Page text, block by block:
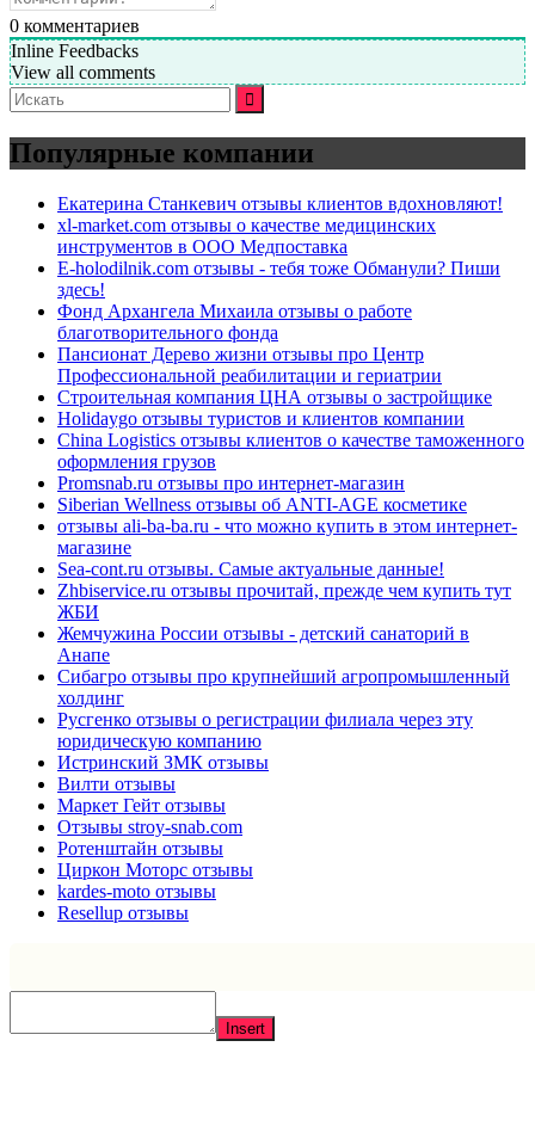
0 комментариев
Inline Feedbacks
View all comments
Искать:
Популярные компании
Екатерина Станкевич отзывы клиентов вдохновляют!
xl-market.com отзывы о качестве медицинских
инструментов в ООО Медпоставка
E-holodilnik.com отзывы - тебя тоже Обманули? Пиши
здесь!
Фонд Архангела Михаила отзывы о работе
благотворительного фонда
Пансионат Дерево жизни отзывы про Центр
Профессиональной реабилитации и гериатрии
Строительная компания ЦНА отзывы о застройщике
Holidaygo отзывы туристов и клиентов компании
China Logistics отзывы клиентов о качестве таможенного
оформления грузов
Promsnab.ru отзывы про интернет-магазин
Siberian Wellness отзывы об ANTI-AGE косметике
отзывы ali-ba-ba.ru - что можно купить в этом интернет-
магазине
Sea-cont.ru отзывы. Самые актуальные данные!
Zhbiservice.ru отзывы прочитай, прежде чем купить тут
ЖБИ
Жемчужина России отзывы - детский санаторий в
Анапе
Сибагро отзывы про крупнейший агропромышленный
холдинг
Русгенко отзывы о регистрации филиала через эту
юридическую компанию
Истринский ЗМК отзывы
Вилти отзывы
Маркет Гейт отзывы
Отзывы stroy-snab.com
Ротенштайн отзывы
Циркон Моторс отзывы
kardes-moto отзывы
Resellup отзывы
Insert